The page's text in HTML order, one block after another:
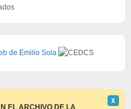
EL ARCHIVO DE LA
este
Χ